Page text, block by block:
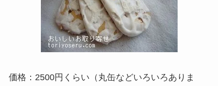
価格：2500円くらい（丸缶などいろいろありま